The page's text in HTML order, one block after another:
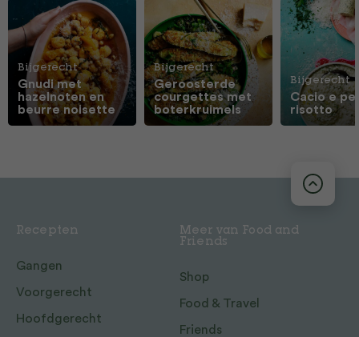
Bijgerecht
Gnudi met
hazelnoten en
beurre noisette
Bijgerecht
Geroosterde
courgettes met
boterkruimels
Bijgerecht
Cacio e
risotto
Recepten
Gangen
Voorgerecht
Hoofdgerecht
Meer van Food and
Friends
Shop
Food & Travel
Friends